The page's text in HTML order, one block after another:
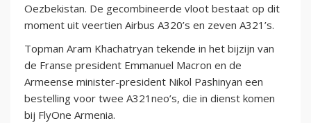
Oezbekistan. De gecombineerde vloot bestaat op dit
moment uit veertien Airbus A320’s en zeven A321’s.
Topman Aram Khachatryan tekende in het bijzijn van
de Franse president Emmanuel Macron en de
Armeense minister-president Nikol Pashinyan een
bestelling voor twee A321neo’s, die in dienst komen
bij FlyOne Armenia.